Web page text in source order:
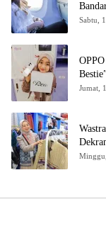
Sabtu,
Jumat,